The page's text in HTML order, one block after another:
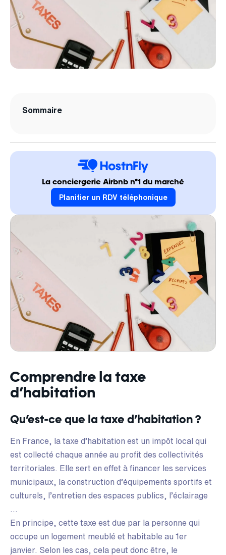
Sommaire
La conciergerie Airbnb n°1 du marché
Planifier un RDV téléphonique
Comprendre la taxe
d’habitation
Qu’est-ce que la taxe d’habitation ?
En France, la taxe d’habitation est un impôt local qui
est collecté chaque année au profit des collectivités
territoriales. Elle sert en effet à financer les services
municipaux, la construction d’équipements sportifs et
culturels, l’entretien des espaces publics, l’éclairage
En principe, cette taxe est due par la personne qui
occupe un logement meublé et habitable au 1er
janvier. Selon les cas, cela peut donc être, le